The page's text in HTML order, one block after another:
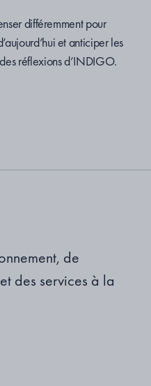
différemment pour
et anticiper les
réflexions d’INDIGO.
de
des services à la